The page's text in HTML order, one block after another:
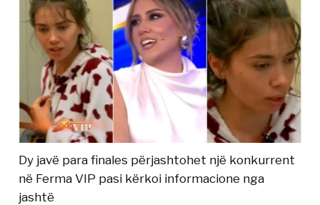
Dy javë para finales përjashtohet një konkurrent
në Ferma VIP pasi kërkoi informacione nga
jashtë